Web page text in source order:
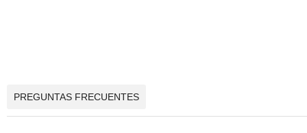
PREGUNTAS FRECUENTES